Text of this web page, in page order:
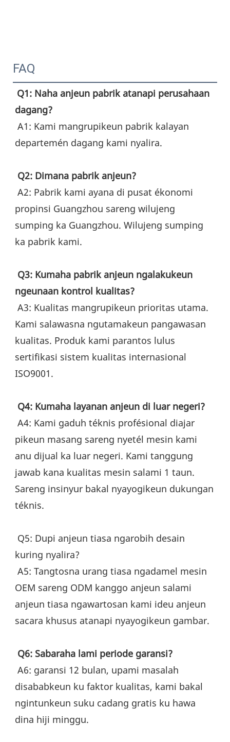
FAQ
Q1: Naha anjeun pabrik atanapi perusahaan
dagang?
departemén dagang kami nyalira.
Q2: Dimana pabrik anjeun?
propinsi Guangzhou sareng wilujeng
sumping ka Guangzhou. Wilujeng sumping
ka pabrik kami.
Q3: Kumaha pabrik anjeun ngalakukeun
ngeunaan kontrol kualitas?
Kami salawasna ngutamakeun pangawasan
kualitas. Produk kami parantos lulus
sertifikasi sistem kualitas internasional
ISO9001.
Q4: Kumaha layanan anjeun di luar negeri?
pikeun masang sareng nyetél mesin kami
anu dijual ka luar negeri. Kami tanggung
jawab kana kualitas mesin salami 1 taun.
Sareng insinyur bakal nyayogikeun dukungan
téknis.
kuring nyalira?
OEM sareng ODM kanggo anjeun salami
anjeun tiasa ngawartosan kami ideu anjeun
sacara khusus atanapi nyayogikeun gambar.
Q6: Sabaraha lami periode garansi?
disababkeun ku faktor kualitas, kami bakal
ngintunkeun suku cadang gratis ku hawa
dina hiji minggu.